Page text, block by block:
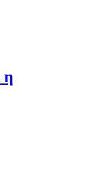
η